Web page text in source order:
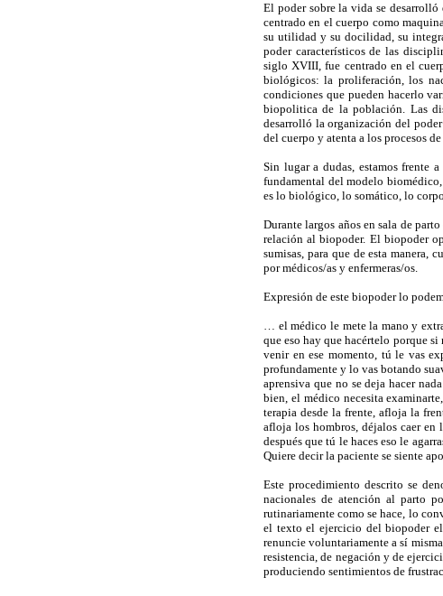
El poder sobre la vida se
centrado en el cuerpo como
su utilidad y su docilidad, su
poder característicos de las
siglo XVIII, fue centrado en el
biológicos: la proliferación, los
condiciones que pueden hacerlo
biopolitica de la población. Las
desarrolló la organización del
del cuerpo y atenta a los procesos
Sin lugar a dudas, estamos frente
fundamental del modelo
es lo biológico, lo somático, lo
Durante largos años en sala de
relación al biopoder. El biopoder
sumisas, para que de esta manera,
por médicos/as y enfermeras/os.
Expresión de este biopoder lo
… el médico le mete la mano y
que eso hay que hacértelo porque si
venir en ese momento, tú le vas
profundamente y lo vas botando
aprensiva que no se deja hacer
bien, el médico necesita
terapia desde la frente, afloja la
afloja los hombros, déjalos caer
después que tú le haces eso le
Quiere decir la paciente se siente
Este procedimiento descrito se
nacionales de atención al parto
rutinariamente como se hace, lo
el texto el ejercicio del biopoder
renuncie voluntariamente a sí
resistencia, de negación y de
produciendo sentimientos de